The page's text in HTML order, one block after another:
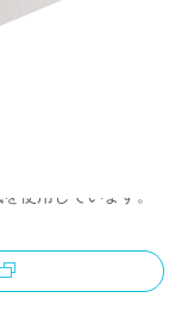
つも使うアイテムを
、引き出しの小分け
使用しています。